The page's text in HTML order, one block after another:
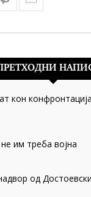
кон
им треба војна
од Достоевски